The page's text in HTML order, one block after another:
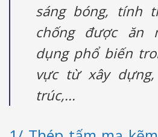
sáng bóng, tính
chống được ăn
dụng phổ biến
vực từ xây
trúc,...